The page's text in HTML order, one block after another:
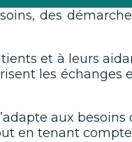
des
et à leurs
les
aux
en tenant